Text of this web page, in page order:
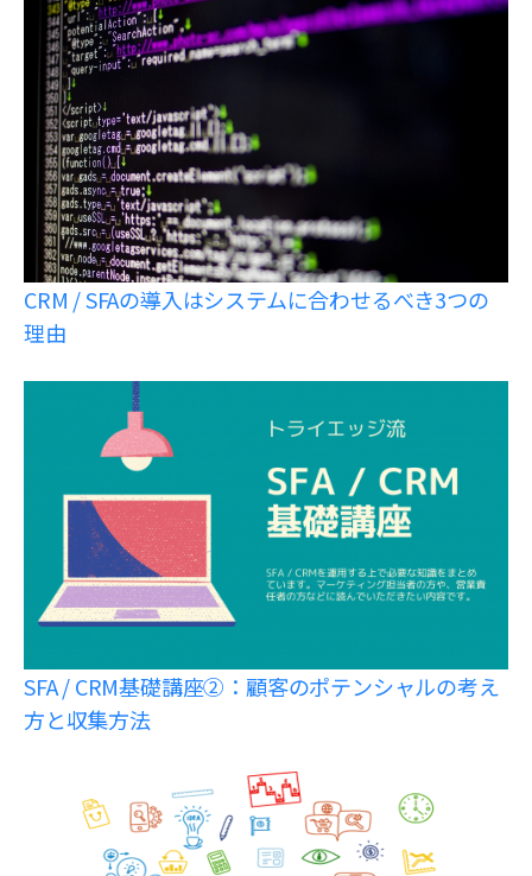
CRM / SFAの導入はシステムに合わせるべき3つの
理由
SFA / CRM基礎講座②：顧客のポテンシャルの考え
方と収集方法